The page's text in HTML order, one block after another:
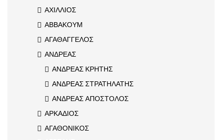
ΑΧΙΛΛΙΟΣ
ΑΒΒΑΚΟΥΜ
ΑΓΑΘΑΓΓΕΛΟΣ
ΑΝΔΡΕΑΣ
ΑΝΔΡΕΑΣ ΚΡΗΤΗΣ
ΑΝΔΡΕΑΣ ΣΤΡΑΤΗΛΑΤΗΣ
ΑΝΔΡΕΑΣ ΑΠΟΣΤΟΛΟΣ
ΑΡΚΑΔΙΟΣ
ΑΓΑΘΟΝΙΚΟΣ